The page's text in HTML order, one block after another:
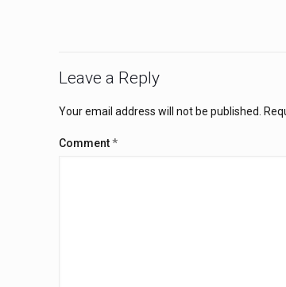
Leave a Reply
Your email address will not be published.
Comment*